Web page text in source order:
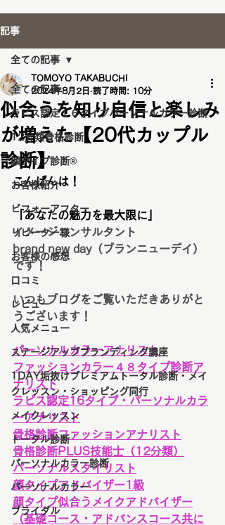
記事
全ての記事
ラピス認定１６タイプパーソナルカラー診断
12分類骨格診断
顔タイプ診断®️
お客様紹介
ビフォーアフター
リピーター様
お客様の感想
口コミ
レビュー
人気メニュー
ステージアップブランディング講座
1DAY垢抜けプレミアムトータル診断・メイ
クレッスン・ショッピング同行
メイクレッスン
トータル診断
パーソナルカラー診断
パーソナルカラー
ブライダル
全ての記事
似合うを知り自信と楽しみ
が増えた【20代カップル
診断】
TOMOYO TAKABUCHI
2024年8月2日 読了時間: 10分
こんばんは！
「あなたの魅力を最大限に」
イメージコンサルタント
brand new day（ブランニューデイ）
です！
いつもブログをご覧いただきありがと
うございます！
パーソナルカラーアナリスト
ファッションカラー４８タイプ診断ア
ナリスト
ラピス認定16タイプ・パーソナルカラ
ーアナリスト
骨格診断ファッションアナリスト
骨格診断PLUS技能士（12分類）
パーソナルスタイリスト
顔タイプアドバイザー1級
顔タイプ似合うメイクアドバイザー
（基礎コース・アドバンスコース共に